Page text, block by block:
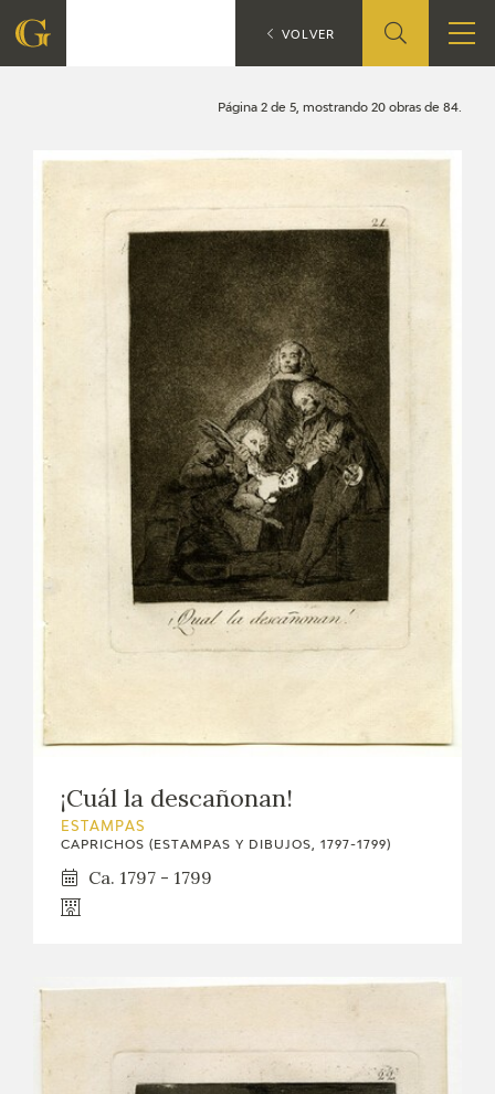
QUIENES SOMOS
CENTRO DE INVESTIGACIÓN Y DOCUMENTACIÓN
ACCIÓN CORPORATIVA
SEDE
PROGRAMACIÓN
ACTUALIDAD
BLOG CUADERNO ITALIANO
FRANCISCO DE GOYA
CRONOLOGÍA
CATÁLOGO
GOYA EN EL MUNDO
Página 2 de 5, mostrando 20 obras de 84.
¡Cuál la descañonan!
ESTAMPAS
CAPRICHOS (ESTAMPAS Y DIBUJOS, 1797-1799)
Ca. 1797 - 1799
CATÁLOGO Búsqueda
VOLVER